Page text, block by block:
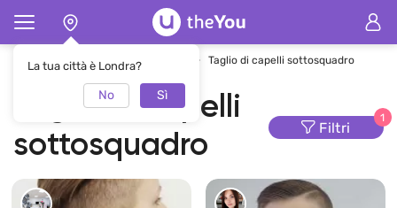
La tua città è Londra?
No Sì
Pagina principale Tagli dei capelli Taglio di capelli sottosquadro
Taglio di capelli
sottosquadro
Filtri
1